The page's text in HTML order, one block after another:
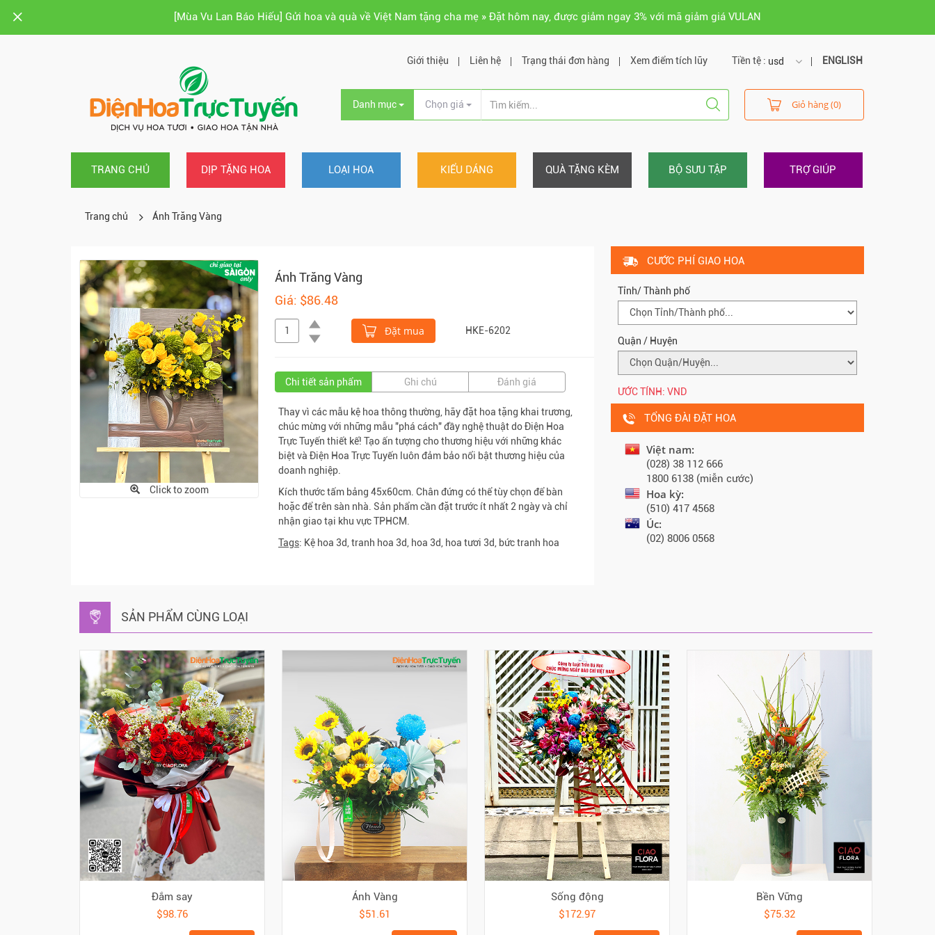
[Mùa Vu Lan Báo Hiếu] Gửi hoa và quà về Việt Nam tặng cha mẹ » Đặt hôm nay, được giảm ngay 3% với mã giảm giá VULAN
Tiền tệ : usd
usd
vnd
ENGLISH
Giới thiệu Liên hệ Trạng thái đơn hàng Xem điểm tích lũy
Danh mục Chọn giá Giỏ hàng (0)
TRANG CHỦ DỊP TẶNG HOA LOẠI HOA KIỂU DÁNG QUÀ TẶNG KÈM BỘ SƯU TẬP TRỢ GIÚP
Trang chủ Ánh Trăng Vàng
Click to zoom
Ánh Trăng Vàng
Giá: $86.48
Đặt mua HKE-6202
Chi tiết sản phẩm Ghi chú Đánh giá
Thay vì các mẫu kệ hoa thông thường, hãy đặt hoa tặng khai trương,
chúc mừng với những mẫu "phá cách" đầy nghệ thuật do Điện Hoa
Trực Tuyến thiết kế! Tạo ấn tượng cho thương hiệu với những khác
biệt và Điện Hoa Trực Tuyến luôn đảm bảo nổi bật thương hiệu của
doanh nghiệp.
Kích thước tấm bảng 45x60cm. Chân đứng có thể tùy chọn để bàn
hoặc để trên sàn nhà. Sản phẩm cần đặt trước ít nhất 2 ngày và chỉ
nhận giao tại khu vực TPHCM.
Tags: Kệ hoa 3d, tranh hoa 3d, hoa 3d, hoa tươi 3d, bức tranh hoa
CƯỚC PHÍ GIAO HOA
Tỉnh/ Thành phố
Quận / Huyện
ƯỚC TÍNH: VND
TỔNG ĐÀI ĐẶT HOA
Việt nam:
(028) 38 112 666
1800 6138 (miễn cước)
Hoa kỳ:
(510) 417 4568
Úc:
(02) 8006 0568
SẢN PHẨM CÙNG LOẠI
Đắm say
$98.76
Ánh Vàng
$51.61
Sống động
$172.97
Bền Vững
$75.32